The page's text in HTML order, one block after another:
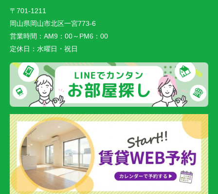
〒701-1211
岡山県岡山市北区一宮773-6
営業時間： AM9：00～PM6：00
定休日： 水曜日・祝日